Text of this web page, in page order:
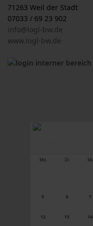
71263 Weil der Stadt
07033 / 69 23 902
info@logl-bw.de
www.logl-bw.de
Mo Di Mi
5 6 7
12 13 14